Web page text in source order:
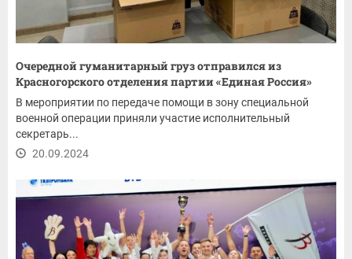
Очередной гуманитарный груз отправился из
Красногорского отделения партии «Единая Россия»
В мероприятии по передаче помощи в зону специальной
военной операции приняли участие исполнительный
секретарь...
20.09.2024